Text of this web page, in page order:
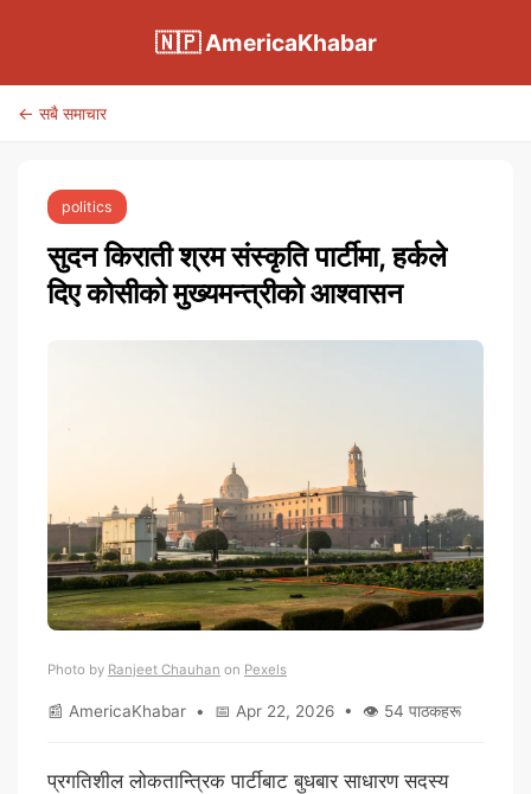
🇳🇵 AmericaKhabar
← सबै समाचार
politics
सुदन किराती श्रम संस्कृति पार्टीमा, हर्कले
दिए कोसीको मुख्यमन्त्रीको आश्वासन
Photo by Ranjeet Chauhan on Pexels
📰 AmericaKhabar • 📅 Apr 22, 2026 • 👁 54 पाठकहरू
प्रगतिशील लोकतान्त्रिक पार्टीबाट बुधबार साधारण सदस्य